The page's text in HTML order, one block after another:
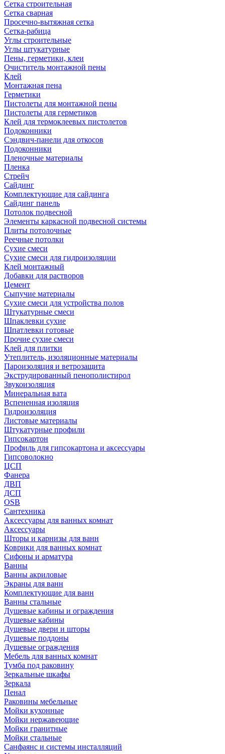
Сетка строительная
Сетка сварная
Просечно-вытяжная сетка
Сетка-рабица
Углы строительные
Углы штукатурные
Пены, герметики, клеи
Очиститель монтажной пены
Клей
Монтажная пена
Герметики
Пистолеты для монтажной пены
Пистолеты для герметиков
Клей для термоклеевых пистолетов
Подоконники
Сэндвич-панели для откосов
Подоконники
Пленочные материалы
Пленка
Стрейч
Сайдинг
Комплектующие для сайдинга
Сайдинг панель
Потолок подвесной
Элементы каркасной подвесной системы
Плиты потолочные
Реечные потолки
Сухие смеси
Сухие смеси для гидроизоляции
Клей монтажный
Добавки для растворов
Цемент
Сыпучие материалы
Сухие смеси для устройства полов
Штукатурные смеси
Шпаклевки сухие
Шпатлевки готовые
Прочие сухие смеси
Клей для плитки
Утеплитель, изоляционные материалы
Пароизоляция и ветрозащита
Экструдированный пенополистирол
Звукоизоляция
Минеральная вата
Вспененная изоляция
Гидроизоляция
Листовые материалы
Штукатурные профили
Гипсокартон
Профиль для гипсокартона и аксессуары
Гипсоволокно
ЦСП
Фанера
ДВП
ДСП
OSB
Сантехника
Аксессуары для ванных комнат
Аксессуары
Шторы и карнизы для ванн
Коврики для ванных комнат
Сифоны и арматура
Ванны
Ванны акриловые
Экраны для ванн
Комплектующие для ванн
Ванны стальные
Душевые кабины и ограждения
Душевые кабины
Душевые двери и шторы
Душевые поддоны
Душевые ограждения
Мебель для ванных комнат
Тумба под раковину
Зеркальные шкафы
Зеркала
Пенал
Раковины мебельные
Мойки кухонные
Мойки нержавеющие
Мойки гранитные
Мойки стальные
Санфаянс и системы инсталляций